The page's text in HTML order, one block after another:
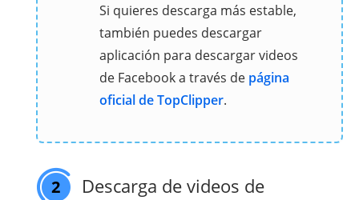
Si quieres descarga más estable,
también puedes descargar
aplicación para descargar videos
de Facebook a través de página
oficial de TopClipper.
2
Descarga de videos de